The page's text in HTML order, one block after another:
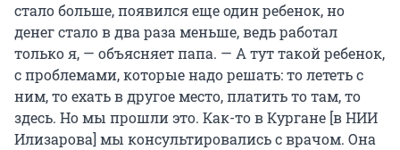
стало больше, появился еще один ребенок, но
денег стало в два раза меньше, ведь работал
только я, — объясняет папа. — А тут такой ребенок,
с проблемами, которые надо решать: то лететь с
ним, то ехать в другое место, платить то там, то
здесь. Но мы прошли это. Как-то в Кургане [в НИИ
Илизарова] мы консультировались с врачом. Она